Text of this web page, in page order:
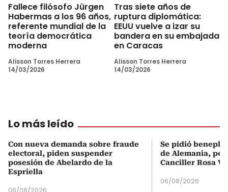
Fallece filósofo Jürgen
Habermas a los 96 años,
referente mundial de la
teoría democrática
moderna
Alisson Torres Herrera
14/03/2026
Tras siete años de
ruptura diplomática:
EEUU vuelve a izar su
bandera en su embajada
en Caracas
Alisson Torres Herrera
14/03/2026
Lo más leído
Con nueva demanda sobre fraude
electoral, piden suspender
posesión de Abelardo de la
Espriella
Se pidió
de Alemania,
Canciller Rosa
06/08/2026